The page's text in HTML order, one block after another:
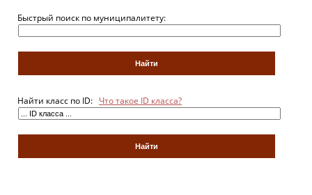
Быстрый поиск по муниципалитету:
Найти класс по ID: Что такое ID класса?